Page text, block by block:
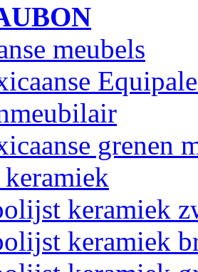
meubels
grenen
keramiek
keramiek